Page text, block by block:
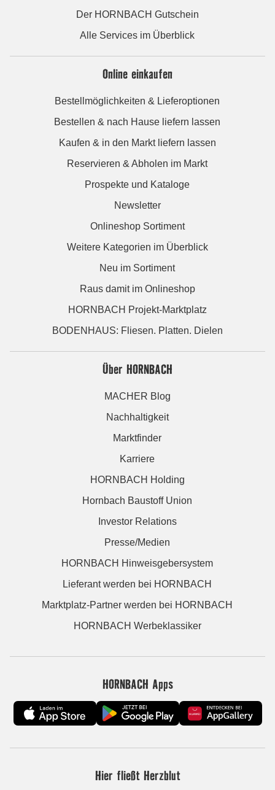
Der HORNBACH Gutschein
Alle Services im Überblick
Online einkaufen
Bestellmöglichkeiten & Lieferoptionen
Bestellen & nach Hause liefern lassen
Kaufen & in den Markt liefern lassen
Reservieren & Abholen im Markt
Prospekte und Kataloge
Newsletter
Onlineshop Sortiment
Weitere Kategorien im Überblick
Neu im Sortiment
Raus damit im Onlineshop
HORNBACH Projekt-Marktplatz
BODENHAUS: Fliesen. Platten. Dielen
Über HORNBACH
MACHER Blog
Nachhaltigkeit
Marktfinder
Karriere
HORNBACH Holding
Hornbach Baustoff Union
Investor Relations
Presse/Medien
HORNBACH Hinweisgebersystem
Lieferant werden bei HORNBACH
Marktplatz-Partner werden bei HORNBACH
HORNBACH Werbeklassiker
HORNBACH Apps
Hier fließt Herzblut